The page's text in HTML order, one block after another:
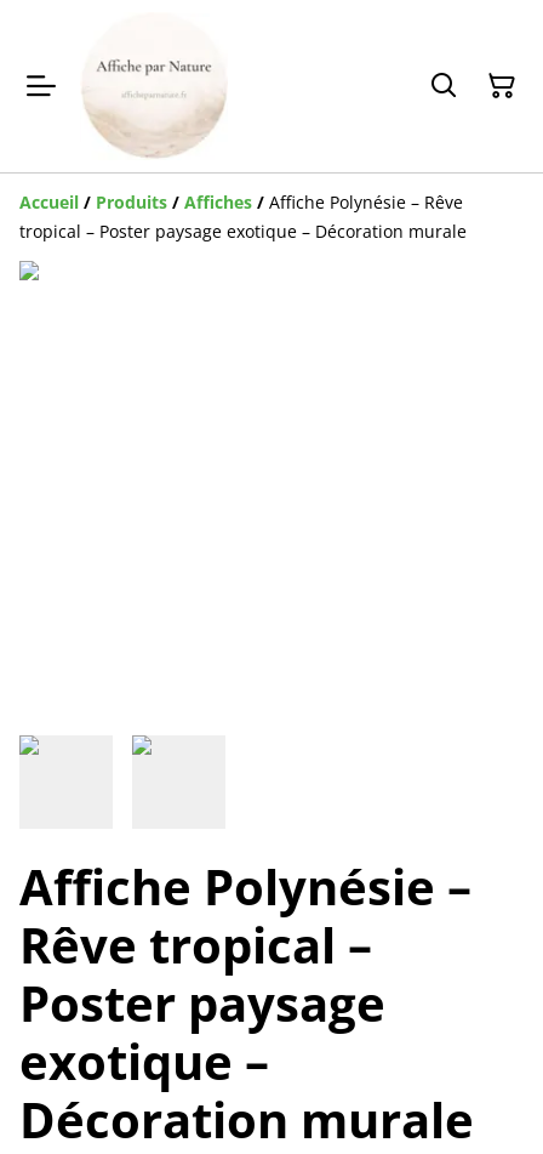
Accueil / Produits / Affiches / Affiche Polynésie – Rêve
tropical – Poster paysage exotique – Décoration murale
Affiche Polynésie –
Rêve tropical –
Poster paysage
exotique –
Décoration murale